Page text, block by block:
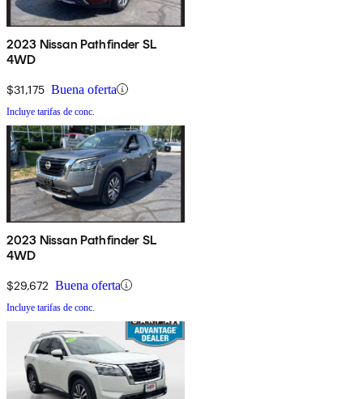
2023 Nissan Pathfinder SL
4WD
$31,175 Buena oferta
Incluye tarifas de conc.
2023 Nissan Pathfinder SL
4WD
$29,672 Buena oferta
Incluye tarifas de conc.